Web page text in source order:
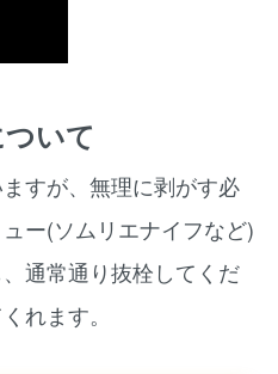
いて
すが、無理に剥がす必
ー(ソムリエナイフなど)
通常通り抜栓してくだ
れます。